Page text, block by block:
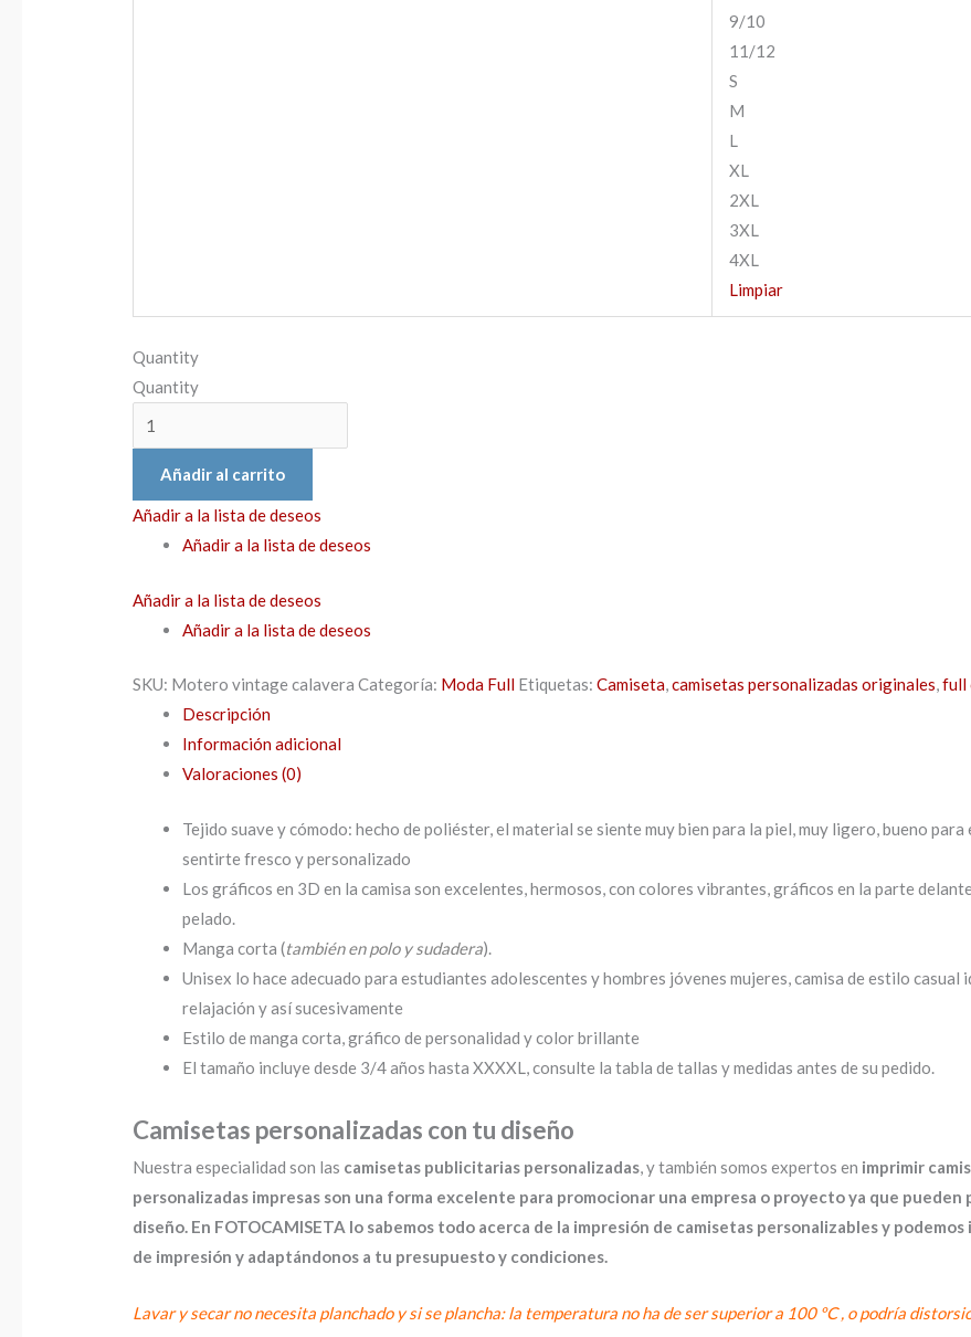
9/10
11/12
S
M
L
XL
2XL
3XL
4XL
Limpiar
Quantity
Quantity
Añadir al carrito
Añadir a la lista de deseos
Añadir a la lista de deseos
Añadir a la lista de deseos
Añadir a la lista de deseos
SKU: Motero vintage calavera Categoría: Moda Full Etiquetas:Camiseta,camisetas personalizadas originales,full
Descripción
Información adicional
Valoraciones (0)
Tejido suave y cómodo: hecho de poliéster, el material se siente muy bien para la piel, muy ligero, bueno
sentirte fresco y personalizado
Los gráficos en 3D en la camisa son excelentes, hermosos, con colores vibrantes, gráficos en la parte
pelado.
Manga corta (también en polo y sudadera).
Unisex lo hace adecuado para estudiantes adolescentes y hombres jóvenes mujeres, camisa de estilo
relajación y así sucesivamente
Estilo de manga corta, gráfico de personalidad y color brillante
El tamaño incluye desde 3/4 años hasta XXXXL, consulte la tabla de tallas y medidas antes de su pedido.
Camisetas personalizadas con tu diseño
Nuestra especialidad son las camisetas publicitarias personalizadas, y también somos expertos en imprimir
personalizadas impresas son una forma excelente para promocionar una empresa o proyecto ya que
diseño. En FOTOCAMISETA lo sabemos todo acerca de la impresión de camisetas personalizables y
de impresión y adaptándonos a tu presupuesto y condiciones.
Lavar y secar no necesita planchado y si se plancha: la temperatura no ha de ser superior a 100 ºC , o podría